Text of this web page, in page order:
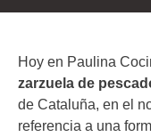
Hoy en Paulina
zarzuela de
de Cataluña, en el
referencia a una